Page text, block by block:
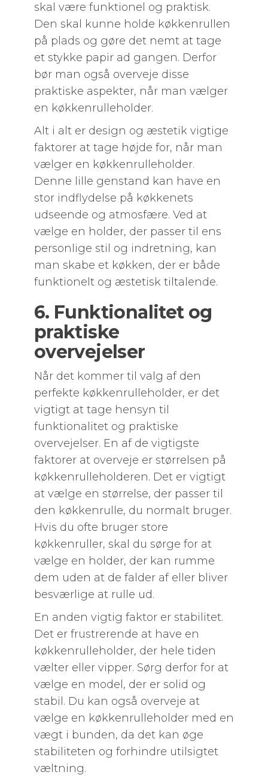
skal være funktionel og praktisk.
Den skal kunne holde køkkenrullen
på plads og gøre det nemt at tage
et stykke papir ad gangen. Derfor
bør man også overveje disse
praktiske aspekter, når man vælger
en køkkenrulleholder.
Alt i alt er design og æstetik vigtige
faktorer at tage højde for, når man
vælger en køkkenrulleholder.
Denne lille genstand kan have en
stor indflydelse på køkkenets
udseende og atmosfære. Ved at
vælge en holder, der passer til ens
personlige stil og indretning, kan
man skabe et køkken, der er både
funktionelt og æstetisk tiltalende.
6. Funktionalitet og
praktiske
overvejelser
Når det kommer til valg af den
perfekte køkkenrulleholder, er det
vigtigt at tage hensyn til
funktionalitet og praktiske
overvejelser. En af de vigtigste
faktorer at overveje er størrelsen på
køkkenrulleholderen. Det er vigtigt
at vælge en størrelse, der passer til
den køkkenrulle, du normalt bruger.
Hvis du ofte bruger store
køkkenruller, skal du sørge for at
vælge en holder, der kan rumme
dem uden at de falder af eller bliver
besværlige at rulle ud.
En anden vigtig faktor er stabilitet.
Det er frustrerende at have en
køkkenrulleholder, der hele tiden
vælter eller vipper. Sørg derfor for at
vælge en model, der er solid og
stabil. Du kan også overveje at
vælge en køkkenrulleholder med en
vægt i bunden, da det kan øge
stabiliteten og forhindre utilsigtet
væltning.